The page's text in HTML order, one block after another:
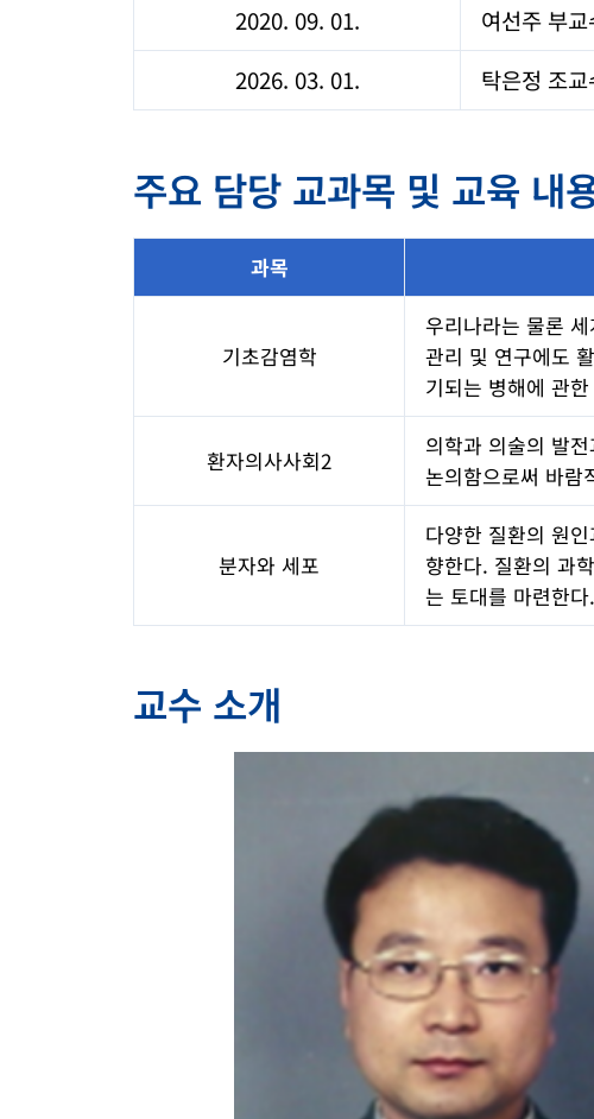
2020. 09. 01.
여선주 부
2026. 03. 01.
탁은정 조교
주요 담당 교과목 및 교육 내
과목
기초감염학
우리나라는 물론
관리 및 연구에도
기되는 병해에 관
환자의사사회2
의학과 의술의 발
논의함으로써 바람
분자와 세포
다양한 질환의 원
향한다. 질환의 과
는 토대를 마련한다.
교수 소개